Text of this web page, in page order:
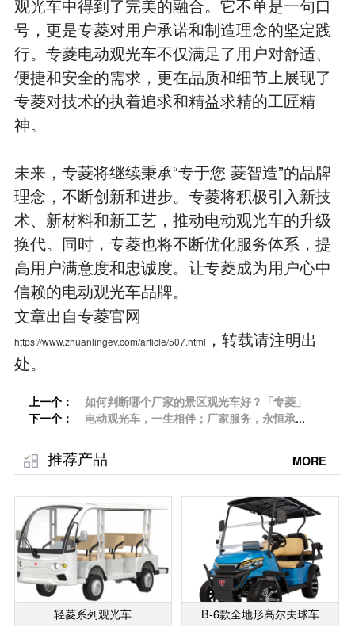
观光车中得到了完美的融合。它不单是一句口
号，更是专菱对用户承诺和制造理念的坚定践
行。专菱电动观光车不仅满足了用户对舒适、
便捷和安全的需求，更在品质和细节上展现了
专菱对技术的执着追求和精益求精的工匠精
神。
未来，专菱将继续秉承“专于您 菱智造”的品牌
理念，不断创新和进步。专菱将积极引入新技
术、新材料和新工艺，推动电动观光车的升级
换代。同时，专菱也将不断优化服务体系，提
高用户满意度和忠诚度。让专菱成为用户心中
信赖的电动观光车品牌。
文章出自专菱官网
https://www.zhuanlingev.com/article/507.html ，转载请注明出
处。
上一个：
如何判断哪个厂家的景区观光车好？「专菱」
下一个：
电动观光车，一生相伴；厂家服务，永恒承诺
推荐产品 MORE
轻菱系列观光车 B-6款全地形高尔夫球车